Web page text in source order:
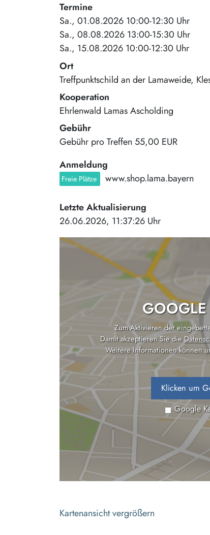
Termine
Sa., 01.08.2026 10:00-12:30 Uhr
Sa., 08.08.2026 13:00-15:30 Uhr
Sa., 15.08.2026 10:00-12:30 Uhr
Ort
Treffpunktschild an der Lamaweide
Kooperation
Ehrlenwald Lamas Ascholding
Gebühr
Gebühr pro Treffen 55,00 EUR
Anmeldung
Freie Plätze www.shop.lama.bayern
Letzte Aktualisierung
26.06.2026, 11:37:26 Uhr
Zum Aktivieren der
Damit akzeptieren Sie die
Weitere Informationen können
Klicken um
Google
Kartenansicht vergrößern